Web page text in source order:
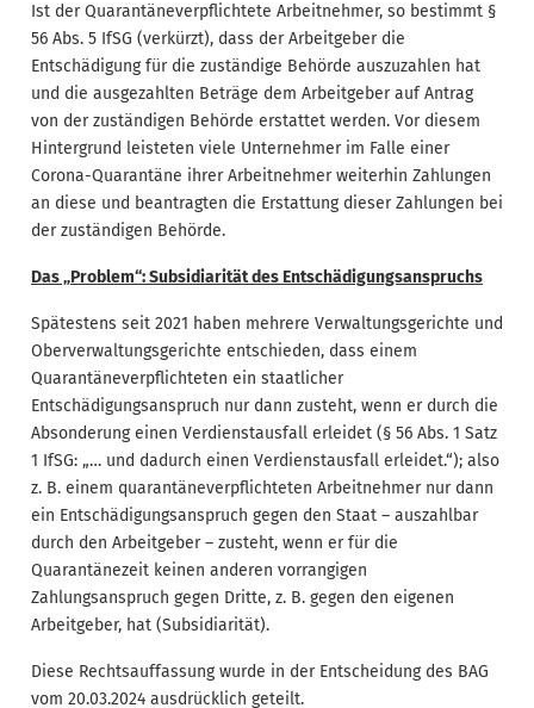
Ist der Quarantäneverpflichtete Arbeitnehmer, so bestimmt §
56 Abs. 5 IfSG (verkürzt), dass der Arbeitgeber die
Entschädigung für die zuständige Behörde auszuzahlen hat
und die ausgezahlten Beträge dem Arbeitgeber auf Antrag
von der zuständigen Behörde erstattet werden. Vor diesem
Hintergrund leisteten viele Unternehmer im Falle einer
Corona-Quarantäne ihrer Arbeitnehmer weiterhin Zahlungen
an diese und beantragten die Erstattung dieser Zahlungen bei
der zuständigen Behörde.
Das „Problem“: Subsidiarität des Entschädigungsanspruchs
Spätestens seit 2021 haben mehrere Verwaltungsgerichte und
Oberverwaltungsgerichte entschieden, dass einem
Quarantäneverpflichteten ein staatlicher
Entschädigungsanspruch nur dann zusteht, wenn er durch die
Absonderung einen Verdienstausfall erleidet (§ 56 Abs. 1 Satz
1 IfSG: „… und dadurch einen Verdienstausfall erleidet.“); also
z. B. einem quarantäneverpflichteten Arbeitnehmer nur dann
ein Entschädigungsanspruch gegen den Staat – auszahlbar
durch den Arbeitgeber – zusteht, wenn er für die
Quarantänezeit keinen anderen vorrangigen
Zahlungsanspruch gegen Dritte, z. B. gegen den eigenen
Arbeitgeber, hat (Subsidiarität).
Diese Rechtsauffassung wurde in der Entscheidung des BAG
vom 20.03.2024 ausdrücklich geteilt.